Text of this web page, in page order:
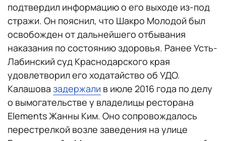
подтвердил информацию о его выходе из-под
стражи. Он пояснил, что Шакро Молодой был
освобожден от дальнейшего отбывания
наказания по состоянию здоровья. Ранее Усть-
Лабинский суд Краснодарского края
удовлетворил его ходатайство об УДО.
Калашова задержали в июле 2016 года по делу
о вымогательстве у владелицы ресторана
Elements Жанны Ким. Оно сопровождалось
перестрелкой возле заведения на улице